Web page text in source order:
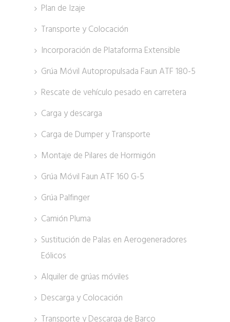
Plan de Izaje
Transporte y Colocación
Incorporación de Plataforma Extensible
Grúa Móvil Autopropulsada Faun ATF 180-5
Rescate de vehículo pesado en carretera
Carga y descarga
Carga de Dumper y Transporte
Montaje de Pilares de Hormigón
Grúa Móvil Faun ATF 160 G-5
Grúa Palfinger
Camión Pluma
Sustitución de Palas en Aerogeneradores
Eólicos
Alquiler de grúas móviles
Descarga y Colocación
Transporte y Descarga de Barco